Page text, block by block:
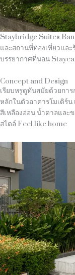
Staybridge Suites
และสถานที่ท่องเที่ยวแล
บรรยากาศที่นอน
Concept and Design
เรียบหรูดูทันสมัยด้วยกา
หลักในตัวอาคารโมเดิร์
สีเหลืองอ่อน น้ำตาลแล
สไตล์ Feel like home